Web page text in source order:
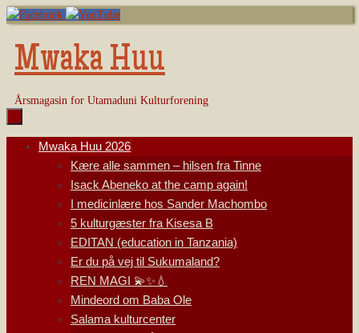
Skip
content
Mwaka Huu
Årsmagasin for Utamaduni Kulturforening
Mwaka Huu 2026
Kære alle sammen – hilsen fra Tinne
Isack Abeneko at the camp again!
I medicinlære hos Sander Machombo
5 kulturgæster fra Kisesa B
EDITAN (education in Tanzania)
Er du på vej til Sukumaland?
REN MAGI 💫✨💧
Mindeord om Baba Ole
Salama kulturcenter